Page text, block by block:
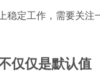
稳定工作，需要关
仅仅是默认值